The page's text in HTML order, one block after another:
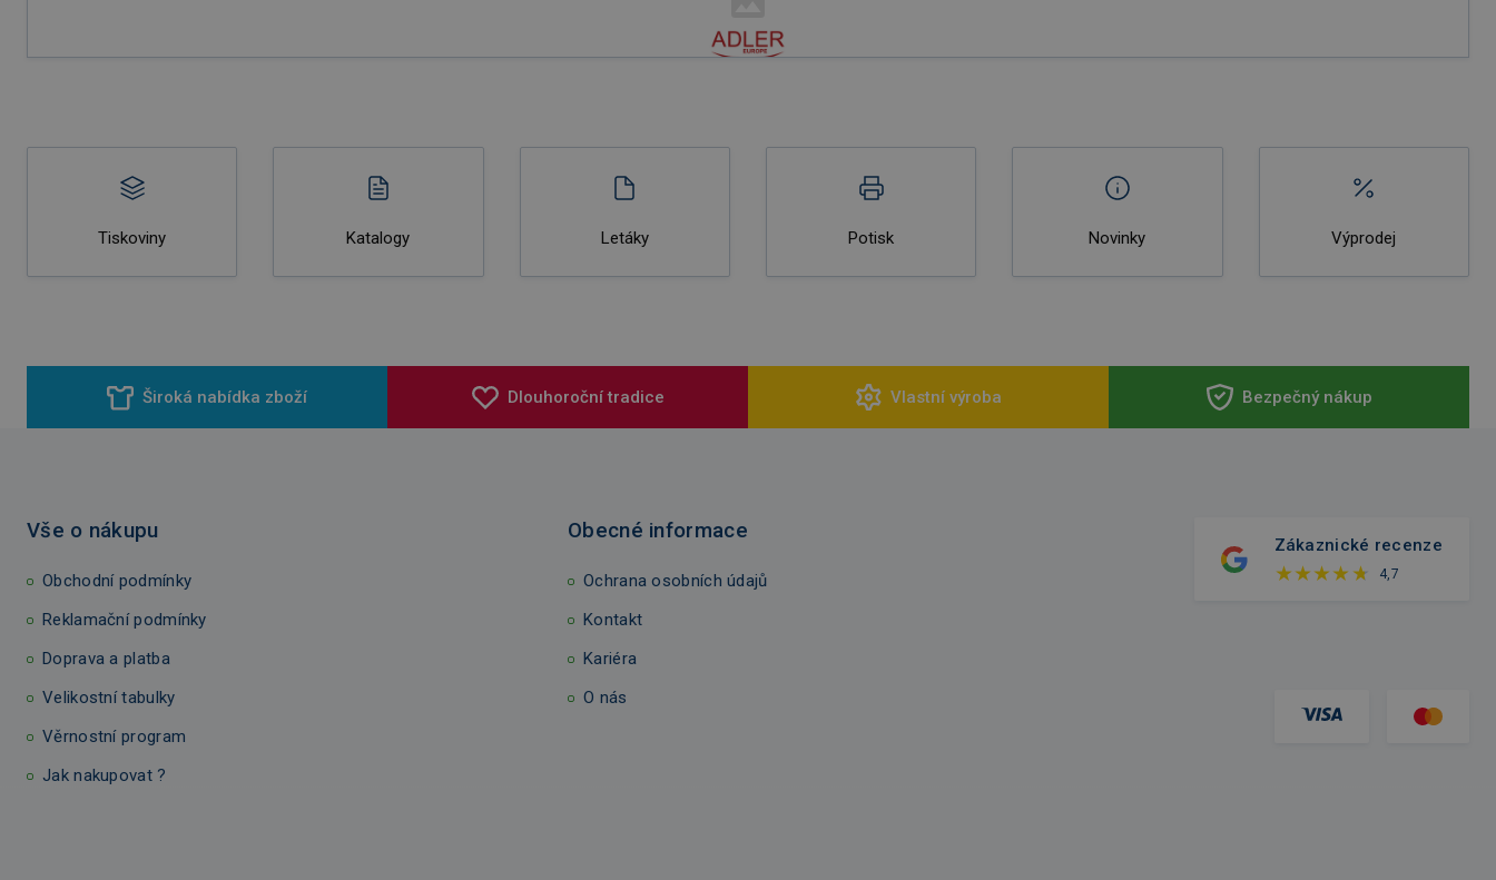
Tiskoviny Katalogy Letáky Potisk Novinky Výprodej
Široká nabídka zboží Dlouhoroční tradice Vlastní výroba Bezpečný nákup
Vše o nákupu
Obchodní podmínky
Reklamační podmínky
Doprava a platba
Velikostní tabulky
Věrnostní program
Jak nakupovat ?
Obecné informace
Ochrana osobních údajů
Kontakt
Kariéra
O nás
Zákaznické recenze
4,7